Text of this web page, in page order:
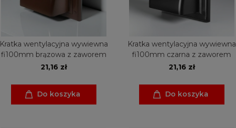
Kratka wentylacyjna wywiewna
fi100mm brązowa z zaworem
21,16 zł
Do koszyka
Kratka wentylacyjna wywiewna
fi100mm czarna z zaworem
21,16 zł
Do koszyka